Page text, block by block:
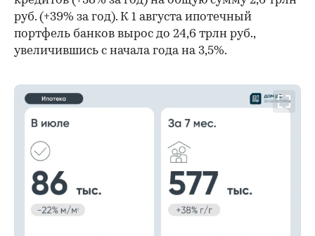
руб. (+39% за год). К 1 августа ипотечный
портфель банков вырос до 24,6 трлн руб.,
увеличившись с начала года на 3,5%.